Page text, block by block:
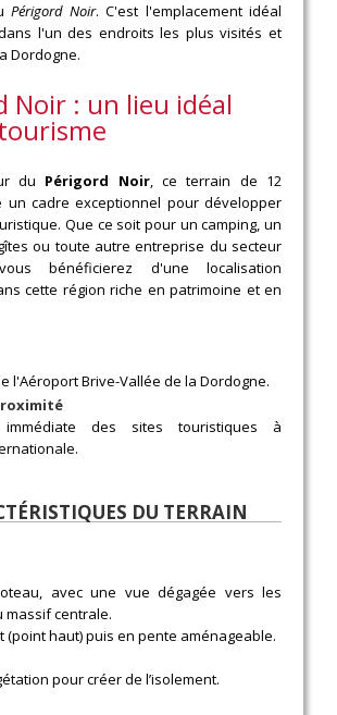
Périgord Noir. C'est l'emplacement idéal
l'un des endroits les plus visités et
Dordogne.
Noir : un lieu idéal
du Périgord Noir, ce terrain de 12
un cadre exceptionnel pour développer
Que ce soit pour un camping, un
ou toute autre entreprise du secteur
bénéficierez d'une localisation
cette région riche en patrimoine et en
l'Aéroport Brive-Vallée de la Dordogne.
des sites touristiques à
DU TERRAIN
avec une vue dégagée vers les
massif centrale.
(point haut) puis en pente aménageable.
pour créer de l’isolement.